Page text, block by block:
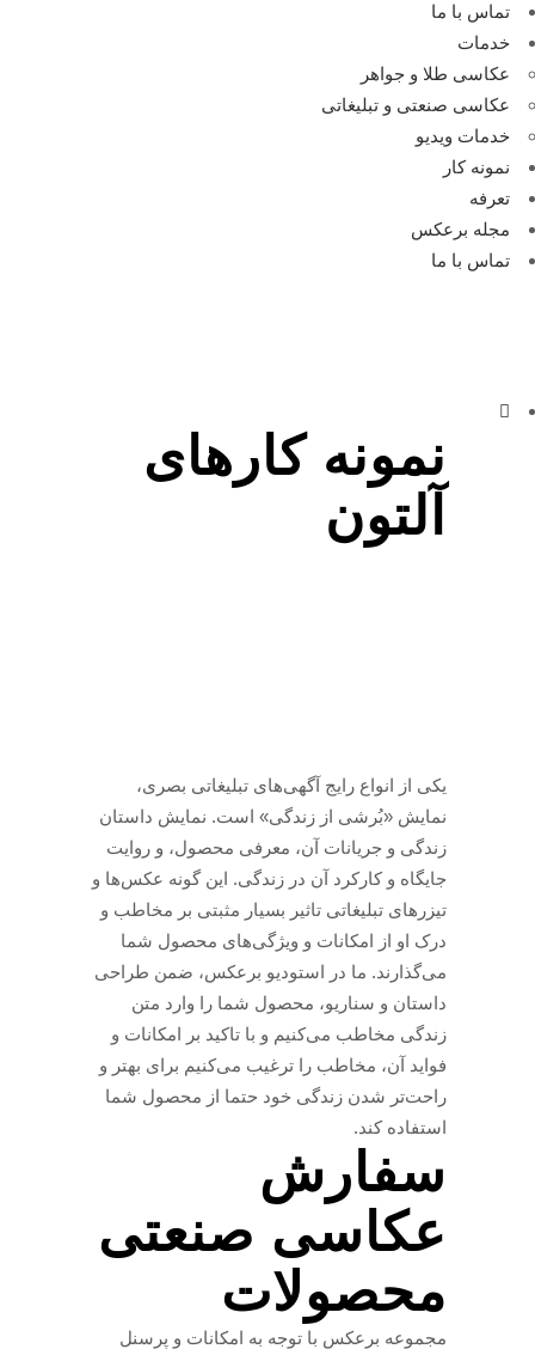
تماس با ما
خدمات
عکاسی طلا و جواهر
عکاسی صنعتی و تبلیغاتی
خدمات ویدیو
نمونه کار
تعرفه
مجله برعکس
تماس با ما
نمونه کارهای
آلتون
یکی از انواع رایج آگهی‌های تبلیغاتی بصری،
نمایش «بُرشی از زندگی» است. نمایش داستان
زندگی و جریانات آن، معرفی محصول، و روایت
جایگاه و کارکرد آن در زندگی. این گونه عکس‌ها و
تیزرهای تبلیغاتی تاثیر بسیار مثبتی بر مخاطب و
درک او از امکانات و ویژگی‌های محصول شما
می‌گذارند. ما در استودیو برعکس، ضمن طراحی
داستان و سناریو، محصول شما را وارد متن
زندگی مخاطب می‌کنیم و با تاکید بر امکانات و
فواید آن، مخاطب را ترغیب می‌کنیم برای بهتر و
راحت‌تر شدن زندگی خود حتما از محصول شما
استفاده کند.
سفارش
عکاسی صنعتی
محصولات
مجموعه برعکس با توجه به امکانات و پرسنل